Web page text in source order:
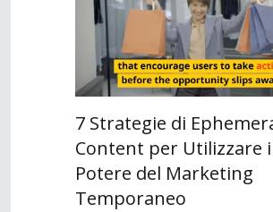
7 Strategie di
Content per Utilizzare
Potere del Marketing
Temporaneo